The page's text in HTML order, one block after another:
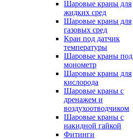
Шаровые краны для
жидких сред
Шаровые краны для
газовых сред
Кран под датчик
температуры
Шаровые краны под
монометр
Шаровые краны для
кислорода
Шаровые краны с
дренажем и
воздухоотводчиком
Шаровые краны с
накидной гайкой
Фитинги